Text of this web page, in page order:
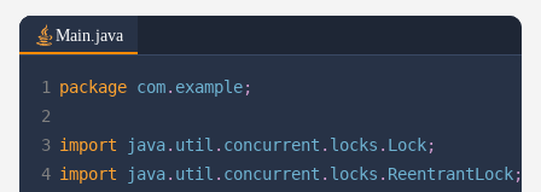
Main.java
1
2
3
4
package com. example;
import java. util . concurrent . locks . Lock;
import
java. util . concurrent . locks . ReentrantLock;